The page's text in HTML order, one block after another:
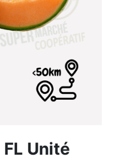
Unité